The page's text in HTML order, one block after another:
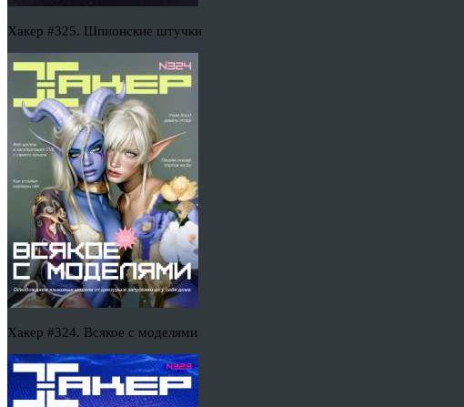
Хакер #325. Шпионские штучки
Хакер #324. Всякое с моделями